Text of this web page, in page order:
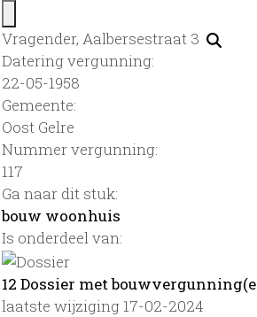
Vragender, Aalbersestraat 3
Datering vergunning:
22-05-1958
Gemeente:
Oost Gelre
Nummer vergunning:
117
Ga naar dit stuk:
bouw woonhuis
Is onderdeel van:
12 Dossier met
laatste wijziging 17-02-2024